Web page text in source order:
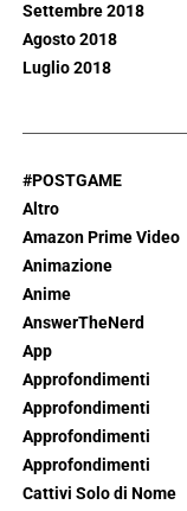
Settembre 2018
Agosto 2018
Luglio 2018
#POSTGAME
Altro
Amazon Prime Video
Animazione
Anime
AnswerTheNerd
App
Approfondimenti
Approfondimenti
Approfondimenti
Approfondimenti
Cattivi Solo di Nome